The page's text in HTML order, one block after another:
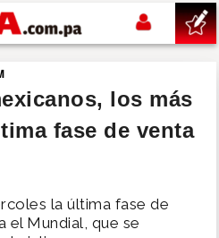
los más
fase de venta
la última fase de
el Mundial, que se